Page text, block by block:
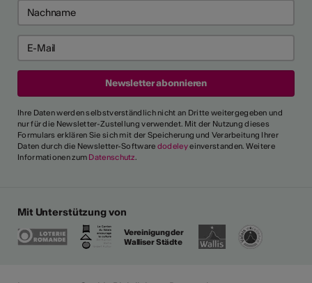
Ihre Daten werden selbstverständlich nicht an Dritte weitergegeben und
nur für die Newsletter-Zustellung verwendet. Mit der Nutzung dieses
Formulars erklären Sie sich mit der Speicherung und Verarbeitung Ihrer
Daten durch die Newsletter-Software dodeleyeinverstanden. Weitere
Informationen zum Datenschutz.
Mit Unterstützung von
Vereinigung der
Walliser Städte